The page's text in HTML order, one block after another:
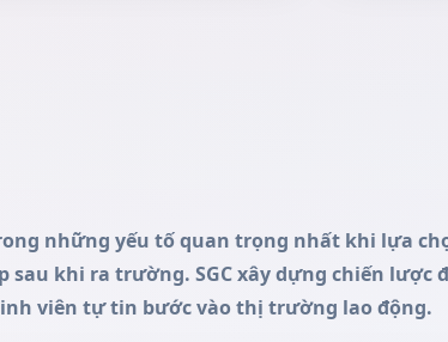
những yếu tố quan trọng nhất khi lựa
sau khi ra trường. SGC xây dựng chiến lược
viên tự tin bước vào thị trường lao động.